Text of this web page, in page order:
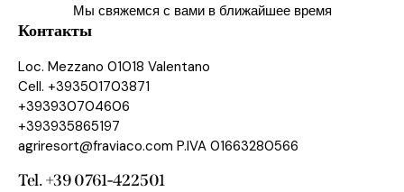
Мы свяжемся с вами в ближайшее время
Контакты
Loc. Mezzano 01018 Valentano
Cell. +393501703871
+393930704606
+393935865197
agriresort@fraviaco.com P.IVA 01663280566
Tel. +39 0761-422501